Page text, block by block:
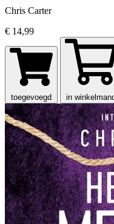
Chris Carter
€ 14,99
toegevoegd in